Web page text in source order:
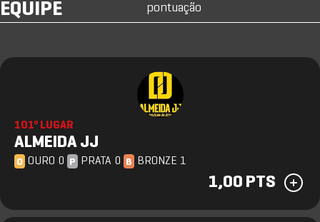
EQUIPE
pontuação
101º LUGAR
ALMEIDA JJ
O OURO 0 P PRATA 0 B BRONZE 1
1,00 PTS